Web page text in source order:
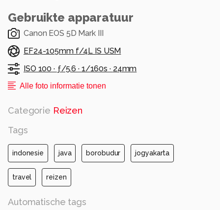
Gebruikte apparatuur
Canon EOS 5D Mark III
EF24-105mm f/4L IS USM
ISO 100 · ƒ/5.6 · 1/160s · 24mm
Alle foto informatie tonen
Categorie Reizen
Tags
indonesie java borobudur jogyakarta
travel reizen
Automatische tags